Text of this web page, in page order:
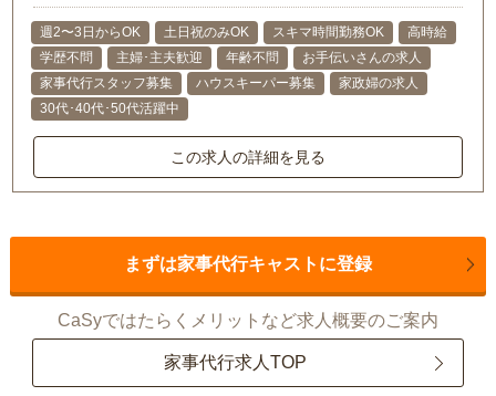
週2〜3日からOK 土日祝のみOK スキマ時間勤務OK
高時給
学歴不問
主婦･主夫歓迎 年齢不問
お手伝いさんの求人
家事代行スタッフ募集
ハウスキーパー募集
家政婦の求人
30代･40代･50代活躍中
この求人の詳細を見る
まずは家事代行キャストに登録
CaSyではたらくメリットなど求人概要のご案内
家事代行求人TOP